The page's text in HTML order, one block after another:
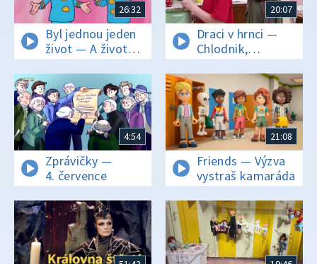
26:32
Byl jednou jeden
život — A život
jde dál...
20:07
Draci v hrnci —
Chlodnik,
studená polévka
pro horké dny
4:54
Zprávičky —
4. července
21:08
Friends — Výzva
vystraš kamaráda